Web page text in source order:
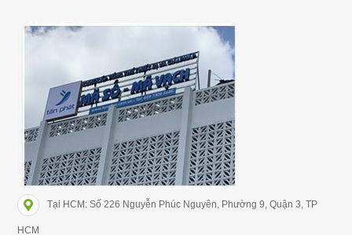
Tại HCM: Số 226 Nguyễn Phúc Nguyên, Phường 9, Quận 3, TP
HCM